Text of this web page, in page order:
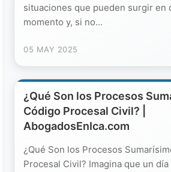
situaciones que pueden surgir en
momento y, si no...
05 MAY 2025
¿Qué Son los Procesos
Código Procesal Civil? |
AbogadosEnIca.com
¿Qué Son los Procesos
Procesal Civil? Imagina que un